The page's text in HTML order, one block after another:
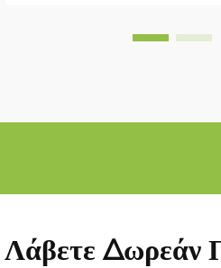
Λάβετε Δωρεάν